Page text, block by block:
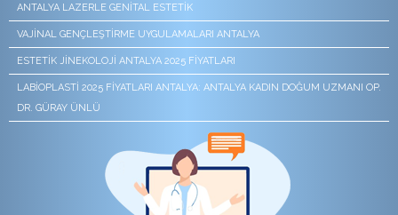
ANTALYA LAZERLE GENITAL ESTETIK
VAJINAL GENÇLEŞTIRME UYGULAMALARI ANTALYA
ESTETIK JINEKOLOJI ANTALYA 2025 FIYATLARI
LABIOPLASTI 2025 FIYATLARI ANTALYA: ANTALYA KADIN DOĞUM UZMANI OP.
DR. GÜRAY ÜNLÜ